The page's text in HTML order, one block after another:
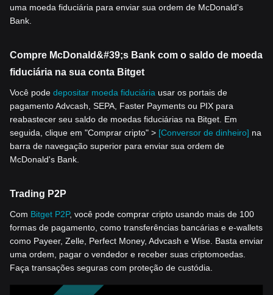
uma moeda fiduciária para enviar sua ordem de McDonald's
Bank.
Compre McDonald&#39;s Bank com o saldo de moeda
fiduciária na sua conta Bitget
Você pode depositar moeda fiduciária usar os portais de
pagamento Advcash, SEPA, Faster Payments ou PIX para
reabastecer seu saldo de moedas fiduciárias na Bitget. Em
seguida, clique em "Comprar cripto" > [Conversor de dinheiro] na
barra de navegação superior para enviar sua ordem de
McDonald's Bank.
Trading P2P
Com Bitget P2P, você pode comprar cripto usando mais de 100
formas de pagamento, como transferências bancárias e e-wallets
como Payeer, Zelle, Perfect Money, Advcash e Wise. Basta enviar
uma ordem, pagar o vendedor e receber suas criptomoedas.
Faça transações seguras com proteção de custódia.